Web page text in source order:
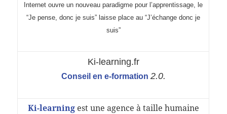
Internet ouvre un nouveau paradigme pour l’apprentissage, le
“Je pense, donc je suis” laisse place au “J’échange donc je
suis”
Ki-learning.fr
Conseil en e-formation 2.0.
Ki-learningest une agence à taille humaine